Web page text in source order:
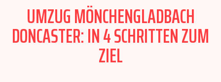
UMZUG MÖNCHENGLADBACH
DONCASTER: IN 4 SCHRITTEN ZUM
ZIEL